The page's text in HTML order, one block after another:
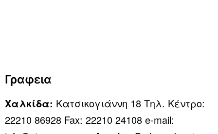
Γραφεια
Χαλκίδα: Κατσικογιάννη 18 Τηλ. Κέντρο:
22210 86928 Fax: 22210 24108 e-mail: